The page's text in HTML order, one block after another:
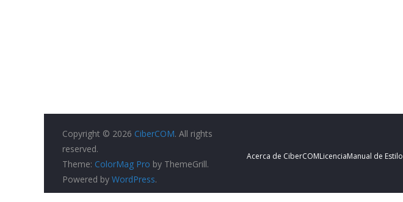
Acerca de CiberCOMLicenciaManual de Estilo
Copyright © 2026 CiberCOM. All rights
reserved.
Theme: ColorMag Pro by ThemeGrill.
Powered by WordPress.